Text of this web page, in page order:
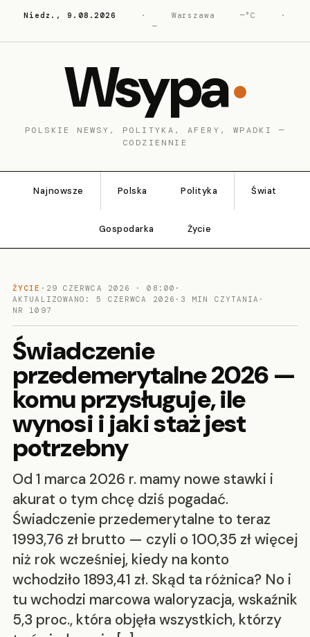
Niedz., 9.08.2026 · Warszawa —°C
·
—
Wsypa
POLSKIE NEWSY, POLITYKA, AFERY, WPADKI —
CODZIENNIE
Najnowsze Polska Polityka Świat
Gospodarka Życie
ŻYCIE · 29 CZERWCA 2026 · 08:00 ·
AKTUALIZOWANO: 5 CZERWCA 2026 · 3 MIN CZYTANIA ·
NR 1097
Świadczenie
przedemerytalne 2026 —
komu przysługuje, ile
wynosi i jaki staż jest
potrzebny
Od 1 marca 2026 r. mamy nowe stawki i
akurat o tym chcę dziś pogadać.
Świadczenie przedemerytalne to teraz
1993,76 zł brutto — czyli o 100,35 zł więcej
niż rok wcześniej, kiedy na konto
wchodziło 1893,41 zł. Skąd ta różnica? No i
tu wchodzi marcowa waloryzacja, wskaźnik
5,3 proc., która objęła wszystkich, którzy